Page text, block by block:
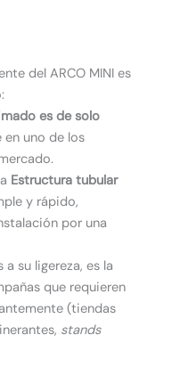
del ARCO MINI es
es de solo
uno de los
Estructura tubular
y rápido,
por una
a su ligereza, es la
que requieren
(tiendas
stands